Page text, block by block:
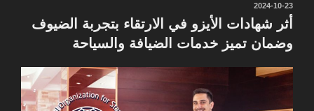
نُشر
في
2024-10-23
أثر شهادات الأيزو في الارتقاء بتجربة الضيوف
وضمان تميز خدمات الضيافة والسياحة